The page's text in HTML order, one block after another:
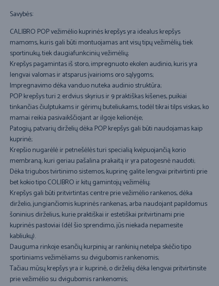
Savybės:
CALIBRO POP vežimėlio kuprinės krepšys yra idealus krepšys
mamoms, kuris gali būti montuojamas ant visų tipų vežimėlių, tiek
sportinukų, tiek daugiafunkcinių vežimėlių;
Krepšys pagamintas iš storo, impregnuoto ekolen audinio, kuris yra
lengvai valomas ir atsparus įvairioms oro sąlygoms;
Impregnavimo dėka vanduo nuteka audinio struktūra;
POP krepšys turi 2 erdvius skyrius ir 9 praktiškas kišenes, puikiai
tinkančias čiulptukams ir gėrimų buteliukams, todėl tikrai tilps viskas, ko
mamai reikia pasivaikščiojant ar ilgoje kelionėje;
Patogių, patvarių dirželių dėka POP krepšys gali būti naudojamas kaip
kuprinė;
Krepšio nugarėlė ir petnešėlės turi specialią kvėpuojančią korio
membraną, kuri geriau pašalina prakaitą ir yra patogesnė naudoti;
Dėka trigubos tvirtinimo sistemos, kuprinę galite lengvai pritvirtinti prie
bet kokio tipo COLIBRO ir kitų gamintojų vežimėlių;
Krepšys gali būti pritvirtintas centre prie vežimėlio rankenos, dėka
dirželio, jungiančiomis kuprinės rankenas, arba naudojant papildomus
šoninius dirželius, kurie praktiškai ir estetiškai pritvirtinami prie
kuprinės pastoviai (dėl šio sprendimo, jūs niekada nepamesite
kabliukų).
Dauguma rinkoje esančių kurpinių ar rankinių netelpa skėčio tipo
sportiniams vežimėliams su dvigubomis rankenomis;
Tačiau mūsų krepšys yra ir kuprinė, o dirželių dėka lengvai pritvirtinsite
prie vežimėlio su dvigubomis rankenomis;